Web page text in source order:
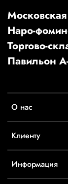
О нас
Клиенту
Информация
Наро-
Торгово-
Павильон